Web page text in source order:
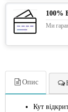
100%
Ми
Опис
Кут